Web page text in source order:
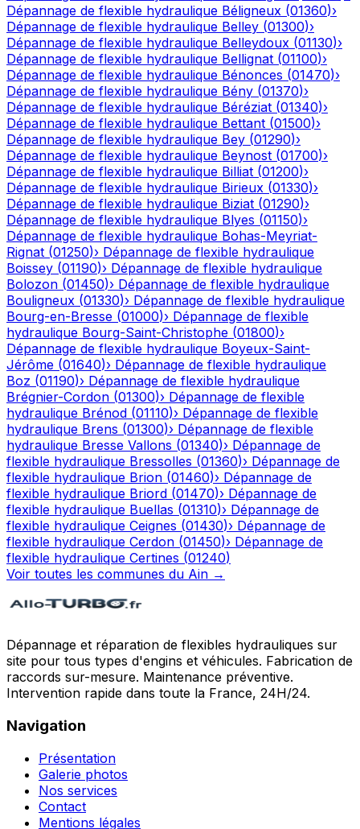
Dépannage de flexible hydraulique Béligneux (01360)›
Dépannage de flexible hydraulique Belley (01300)›
Dépannage de flexible hydraulique Belleydoux (01130)›
Dépannage de flexible hydraulique Bellignat (01100)›
Dépannage de flexible hydraulique Bénonces (01470)›
Dépannage de flexible hydraulique Bény (01370)›
Dépannage de flexible hydraulique Béréziat (01340)›
Dépannage de flexible hydraulique Bettant (01500)›
Dépannage de flexible hydraulique Bey (01290)›
Dépannage de flexible hydraulique Beynost (01700)›
Dépannage de flexible hydraulique Billiat (01200)›
Dépannage de flexible hydraulique Birieux (01330)›
Dépannage de flexible hydraulique Biziat (01290)›
Dépannage de flexible hydraulique Blyes (01150)›
Dépannage de flexible hydraulique Bohas-Meyriat-
Rignat (01250)› Dépannage de flexible hydraulique
Boissey (01190)› Dépannage de flexible hydraulique
Bolozon (01450)› Dépannage de flexible hydraulique
Bouligneux (01330)› Dépannage de flexible hydraulique
Bourg-en-Bresse (01000)› Dépannage de flexible
hydraulique Bourg-Saint-Christophe (01800)›
Dépannage de flexible hydraulique Boyeux-Saint-
Jérôme (01640)› Dépannage de flexible hydraulique
Boz (01190)› Dépannage de flexible hydraulique
Brégnier-Cordon (01300)› Dépannage de flexible
hydraulique Brénod (01110)› Dépannage de flexible
hydraulique Brens (01300)› Dépannage de flexible
hydraulique Bresse Vallons (01340)› Dépannage de
flexible hydraulique Bressolles (01360)› Dépannage de
flexible hydraulique Brion (01460)› Dépannage de
flexible hydraulique Briord (01470)› Dépannage de
flexible hydraulique Buellas (01310)› Dépannage de
flexible hydraulique Ceignes (01430)› Dépannage de
flexible hydraulique Cerdon (01450)› Dépannage de
flexible hydraulique Certines (01240)
Voir toutes les communes du Ain →
Dépannage et réparation de flexibles hydrauliques sur
site pour tous types d'engins et véhicules. Fabrication de
raccords sur-mesure. Maintenance préventive.
Intervention rapide dans toute la France, 24H/24.
Navigation
Présentation
Galerie photos
Nos services
Contact
Mentions légales